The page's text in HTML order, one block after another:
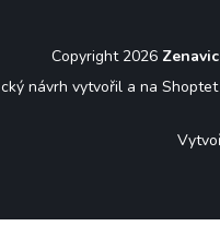
Copyright 2026
návrh vytvořil a na